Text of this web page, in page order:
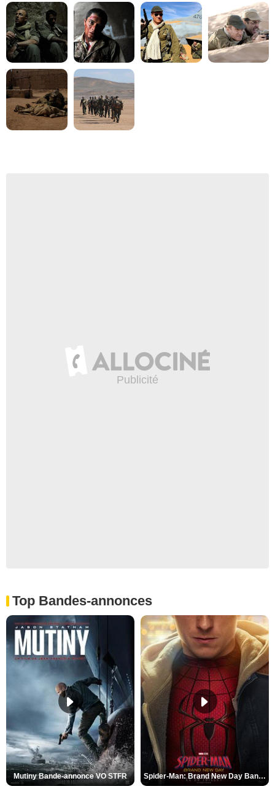
Top Bandes-annonces
Mutiny Bande-annonce VO STFR Spider-Man: Brand New Day Bande-annonce VO STFR